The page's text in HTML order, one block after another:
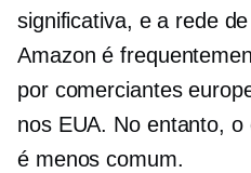
significativa, e a rede
Amazon é
por comerciantes
nos EUA. No entanto, o
é menos comum.